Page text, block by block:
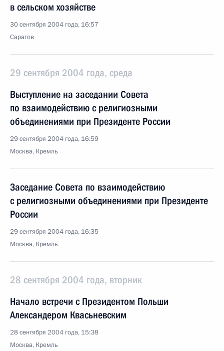
в сельском хозяйстве
30 сентября 2004 года, 16:57
Саратов
29 сентября 2004 года, среда
Выступление на заседании Совета
по взаимодействию с религиозными
объединениями при Президенте России
29 сентября 2004 года, 16:59
Москва, Кремль
Заседание Совета по взаимодействию
с религиозными объединениями при Президенте
России
29 сентября 2004 года, 16:35
Москва, Кремль
28 сентября 2004 года, вторник
Начало встречи с Президентом Польши
Александером Квасьневским
28 сентября 2004 года, 15:38
Москва, Кремль